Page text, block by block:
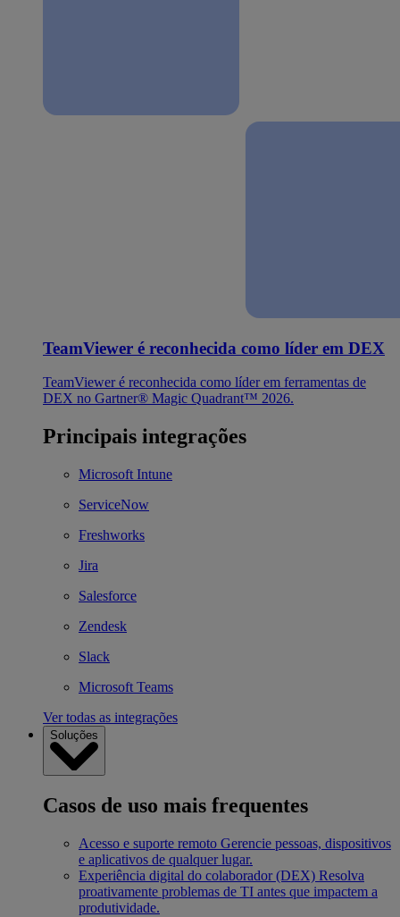
TeamViewer é reconhecida como líder em DEX
TeamViewer é reconhecida como líder em ferramentas de
DEX no Gartner® Magic Quadrant™ 2026.
Principais integrações
Microsoft Intune
ServiceNow
Freshworks
Jira
Salesforce
Zendesk
Slack
Microsoft Teams
Ver todas as integrações
Soluções
Casos de uso mais frequentes
Acesso e suporte remoto Gerencie pessoas, dispositivos
e aplicativos de qualquer lugar.
Experiência digital do colaborador (DEX) Resolva
proativamente problemas de TI antes que impactem a
produtividade.